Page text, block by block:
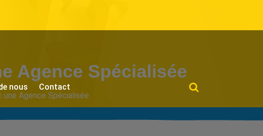
nous Contact
Agence Spécialisée
une Agence Spécialisée